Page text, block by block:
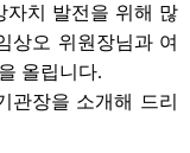
자치 발전을 위해 많
상오 위원장님과 여
올립니다.
관장을 소개해 드리